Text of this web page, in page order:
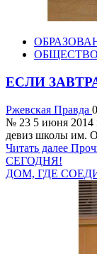
ОБЩЕСТВО
ЕСЛИ
Ржевская Правда
№ 23 5 июня 2014
девиз школы им.
Читать далее
СЕГОДНЯ!
ДОМ, ГДЕ